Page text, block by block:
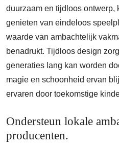
duurzaam en tijdloos ontwerp,
genieten van eindeloos
waarde van ambachtelijk
benadrukt. Tijdloos design
generaties lang kan worden
magie en schoonheid ervan
ervaren door toekomstige
Ondersteun lokale
producenten.